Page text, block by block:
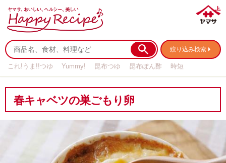
絞り込み検索
これ!うま!!つゆ Yummy! 昆布つゆ 昆布ぽん酢
時短
春キャベツの巣ごもり卵